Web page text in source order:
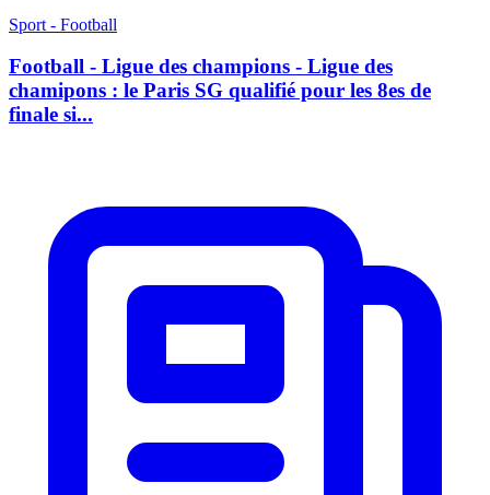
Sport - Football
Football - Ligue des champions - Ligue des
chamipons : le Paris SG qualifié pour les 8es de
finale si...